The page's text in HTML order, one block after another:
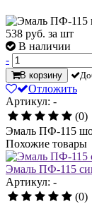
538 руб. за шт
В наличии
-
В корзину
Отложить
Артикул: -
(0)
Эмаль ПФ-115
Похожие товары
Эмаль ПФ-115
Артикул: -
(0)